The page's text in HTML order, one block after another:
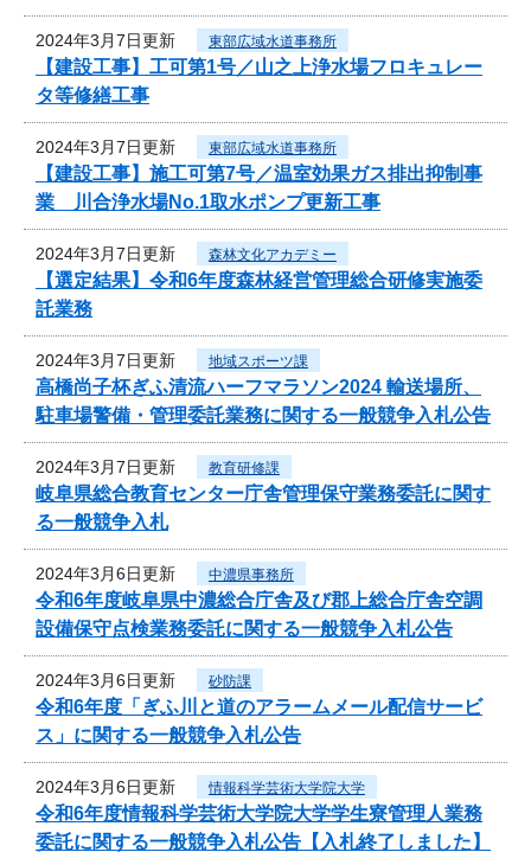
2024年3月7日更新 東部広域水道事務所
【建設工事】工可第1号／山之上浄水場フロキュレー
タ等修繕工事
2024年3月7日更新 東部広域水道事務所
【建設工事】施工可第7号／温室効果ガス排出抑制事
業 川合浄水場No.1取水ポンプ更新工事
2024年3月7日更新 森林文化アカデミー
【選定結果】令和6年度森林経営管理総合研修実施委
託業務
2024年3月7日更新 地域スポーツ課
高橋尚子杯ぎふ清流ハーフマラソン2024 輸送場所、
駐車場警備・管理委託業務に関する一般競争入札公告
2024年3月7日更新 教育研修課
岐阜県総合教育センター庁舎管理保守業務委託に関す
る一般競争入札
2024年3月6日更新 中濃県事務所
令和6年度岐阜県中濃総合庁舎及び郡上総合庁舎空調
設備保守点検業務委託に関する一般競争入札公告
2024年3月6日更新 砂防課
令和6年度「ぎふ川と道のアラームメール配信サービ
ス」に関する一般競争入札公告
2024年3月6日更新 情報科学芸術大学院大学
令和6年度情報科学芸術大学院大学学生寮管理人業務
委託に関する一般競争入札公告【入札終了しました】